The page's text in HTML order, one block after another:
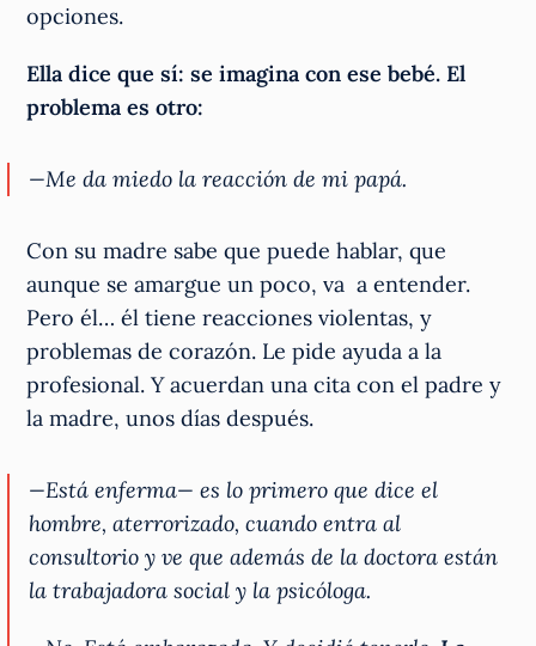
opciones.
Ella dice que sí: se imagina con ese bebé. El
problema es otro:
—Me da miedo la reacción de mi papá.
Con su madre sabe que puede hablar, que
aunque se amargue un poco, va a entender.
Pero él… él tiene reacciones violentas, y
problemas de corazón. Le pide ayuda a la
profesional. Y acuerdan una cita con el padre y
la madre, unos días después.
—Está enferma— es lo primero que dice el
hombre, aterrorizado, cuando entra al
consultorio y ve que además de la doctora están
la trabajadora social y la psicóloga.